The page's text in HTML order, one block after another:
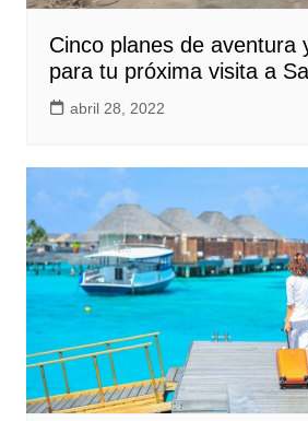
Cinco planes de aventura
para tu próxima visita a
abril 28, 2022